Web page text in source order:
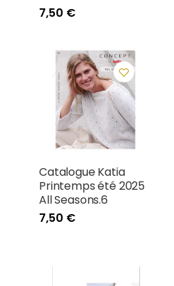
7,50 €
Catalogue Katia
Printemps été 2025
All Seasons.6
7,50 €